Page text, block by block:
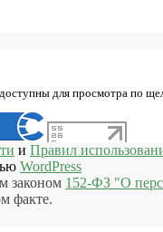
для просмотра по
и Правил
WordPress
законом 152-ФЗ "О
факте.